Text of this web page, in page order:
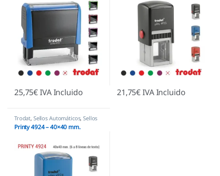
25,75€IVA Incluido 21,75€IVA Incluido
Trodat, Sellos Automáticos,Sellos
empresas
Printy 4924 – 40×40 mm.